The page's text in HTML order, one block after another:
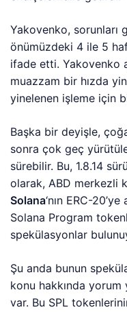
Yakovenko, sorunları
önümüzdeki 4 ile 5
ifade etti. Yakovenko
muazzam bir hızda
yinelenen işleme için
Başka bir deyişle,
sonra çok geç
sürebilir. Bu, 1.8.14
olarak, ABD merkezli
Solana‘nın ERC-
Solana Program
spekülasyonlar
Şu anda bunun
konu hakkında yorum
var. Bu SPL